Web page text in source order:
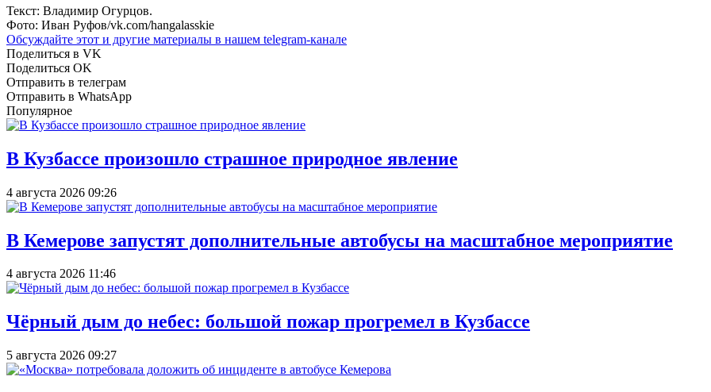
Текст: Владимир Огурцов.
Фото: Иван Руфов/vk.com/hangalasskie
Обсуждайте этот и другие материалы в нашем telegram-канале
Поделиться в VK
Поделиться OK
Отправить в телеграм
Отправить в WhatsApp
Популярное
В Кузбассе произошло страшное природное явление
4 августа 2026 09:26
В Кемерове запустят дополнительные автобусы на масштабное мероприятие
4 августа 2026 11:46
Чёрный дым до небес: большой пожар прогремел в Кузбассе
5 августа 2026 09:27